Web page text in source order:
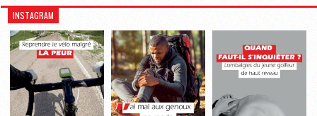
INSTAGRAM